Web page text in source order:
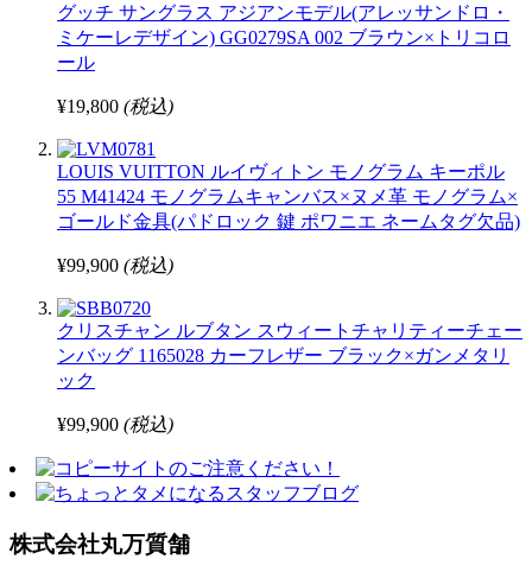
グッチ サングラス アジアンモデル(アレッサンドロ・
ミケーレデザイン) GG0279SA 002 ブラウン×トリコロ
ール
¥19,800 (税込)
LOUIS VUITTON ルイヴィトン モノグラム キーポル
55 M41424 モノグラムキャンバス×ヌメ革 モノグラム×
ゴールド金具(パドロック 鍵 ポワニエ ネームタグ欠品)
¥99,900 (税込)
クリスチャン ルブタン スウィートチャリティーチェー
ンバッグ 1165028 カーフレザー ブラック×ガンメタリ
ック
¥99,900 (税込)
株式会社丸万質舗